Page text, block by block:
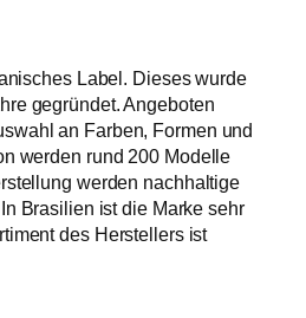
Label. Dieses wurde
gegründet. Angeboten
an Farben, Formen und
werden rund 200 Modelle
werden nachhaltige
Brasilien ist die Marke sehr
des Herstellers ist